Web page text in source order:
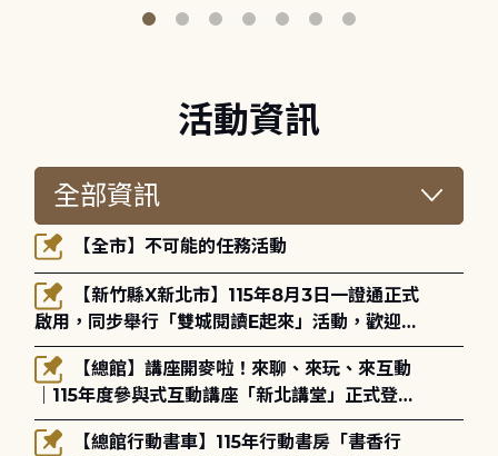
活動資訊
【全市】不可能的任務活動
啟用，同步舉行「雙城閱讀E起來」活動，歡迎踴
躍參加(115年8月3日至10月4日)。
｜115年度參與式互動講座「新北講堂」正式登
場！